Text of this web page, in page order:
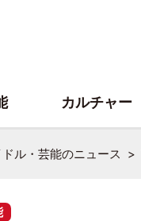
ル・芸能のニュース
カルチャー